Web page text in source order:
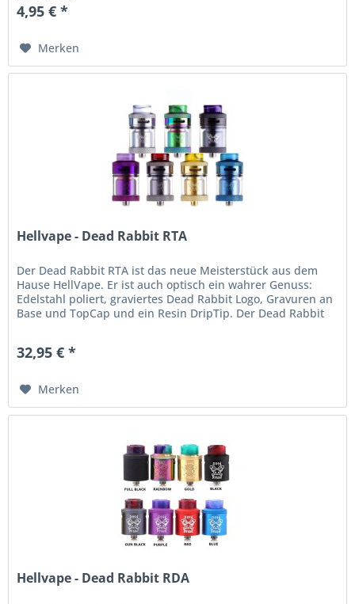
4,95 € *
Merken
Hellvape - Dead Rabbit RTA
Der Dead Rabbit RTA ist das neue Meisterstück aus dem
Hause HellVape. Er ist auch optisch ein wahrer Genuss:
Edelstahl poliert, graviertes Dead Rabbit Logo, Gravuren an
Base und TopCap und ein Resin DripTip. Der Dead Rabbit
32,95 € *
Merken
Hellvape - Dead Rabbit RDA